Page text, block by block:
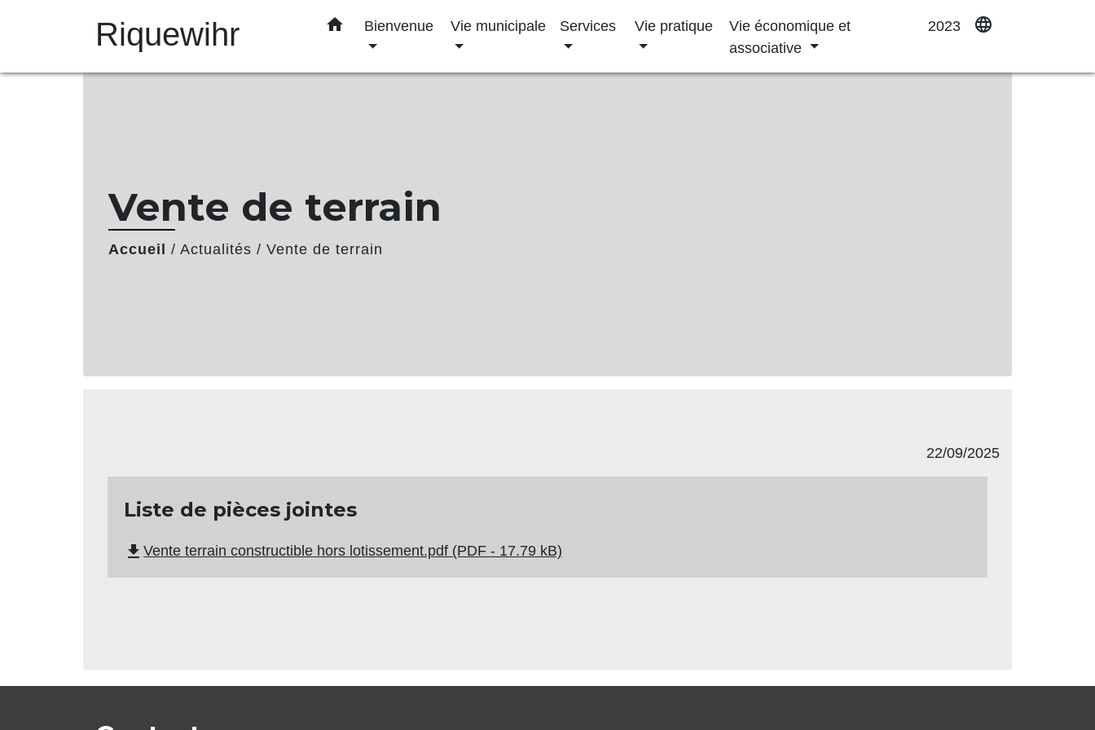
Riquewihr home Bienvenue Vie municipale Services Vie pratique
Vie économique et
associative
2023 language
Vente de terrain
Accueil / Actualités / Vente de terrain
22/09/2025
Liste de pièces jointes
file_download Vente terrain constructible hors lotissement.pdf (PDF - 17.79 kB)